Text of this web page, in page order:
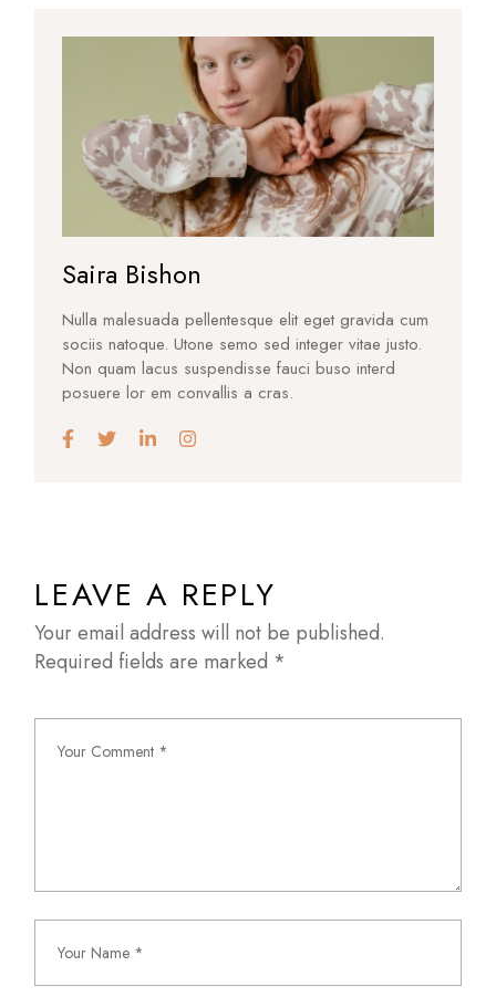
Saira Bishon
Nulla malesuada pellentesque elit eget gravida cum
sociis natoque. Utone semo sed integer vitae justo.
Non quam lacus suspendisse fauci buso interd
posuere lor em convallis a cras.
LEAVE A REPLY
Your email address will not be published.
Required fields are marked *